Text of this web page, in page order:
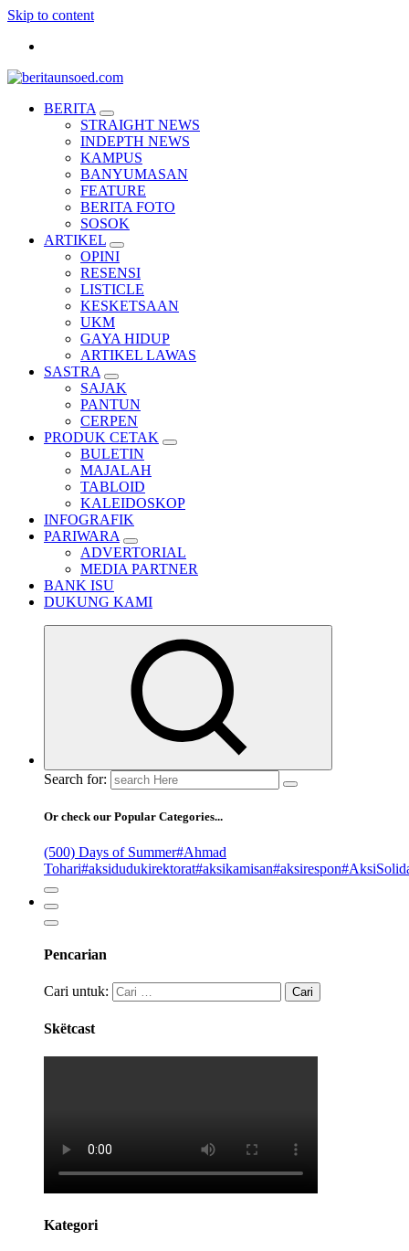
Skip to content
Pemandu Wawasan Almamater
BERITA
STRAIGHT NEWS
INDEPTH NEWS
KAMPUS
BANYUMASAN
FEATURE
BERITA FOTO
SOSOK
ARTIKEL
OPINI
RESENSI
LISTICLE
KESKETSAAN
UKM
GAYA HIDUP
ARTIKEL LAWAS
SASTRA
SAJAK
PANTUN
CERPEN
PRODUK CETAK
BULETIN
MAJALAH
TABLOID
KALEIDOSKOP
INFOGRAFIK
PARIWARA
ADVERTORIAL
MEDIA PARTNER
BANK ISU
DUKUNG KAMI
Search for:
Or check our Popular Categories...
(500) Days of Summer#Ahmad
Tohari#aksidudukirektorat#aksikamisan#aksirespon
Pencarian
Cari untuk:
Skëtcast
Kategori